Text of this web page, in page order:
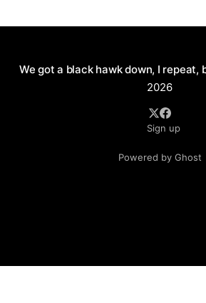
поводу разрешения пистолетов
We got a black hawk down, I repeat,
2026
Sign up
Powered by Ghost